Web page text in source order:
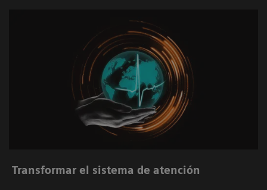
Transformar el sistema de atención